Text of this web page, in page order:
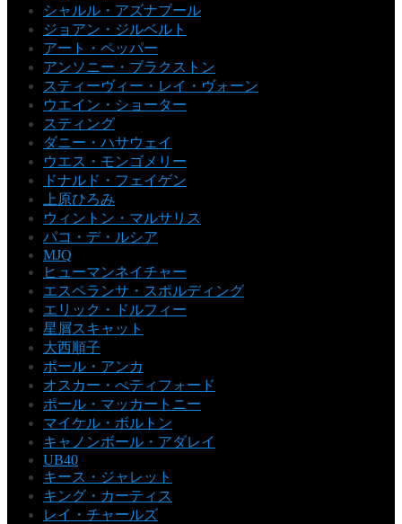
シャルル・アズナブール
ジョアン・ジルベルト
アート・ペッパー
アンソニー・ブラクストン
スティーヴィー・レイ・ヴォーン
ウエイン・ショーター
スティング
ダニー・ハサウェイ
ウエス・モンゴメリー
ドナルド・フェイゲン
上原ひろみ
ウィントン・マルサリス
パコ・デ・ルシア
MJQ
ヒューマンネイチャー
エスペランサ・スポルディング
エリック・ドルフィー
星屑スキャット
大西順子
ポール・アンカ
オスカー・ぺティフォード
ポール・マッカートニー
マイケル・ボルトン
キャノンボール・アダレイ
UB40
キース・ジャレット
キング・カーティス
レイ・チャールズ